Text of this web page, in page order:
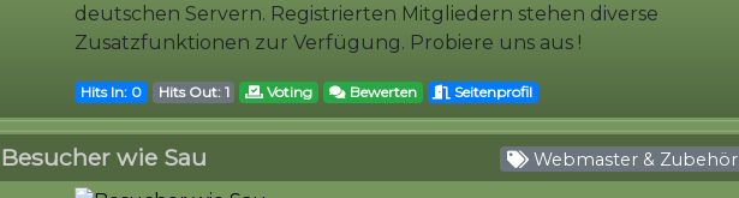
deutschen Servern. Registrierten Mitgliedern stehen diverse
Zusatzfunktionen zur Verfügung. Probiere uns aus !
Hits In: 0 Hits Out: 1 Voting Bewerten Seitenprofil
Besucher wie Sau Webmaster & Zubehör